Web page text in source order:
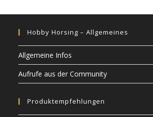
Hobby Horsing – Allgemeines
Allgemeine Infos
Aufrufe aus der Community
Produktempfehlungen